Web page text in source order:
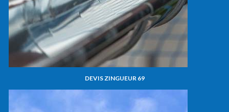
DEVIS ZINGUEUR 69